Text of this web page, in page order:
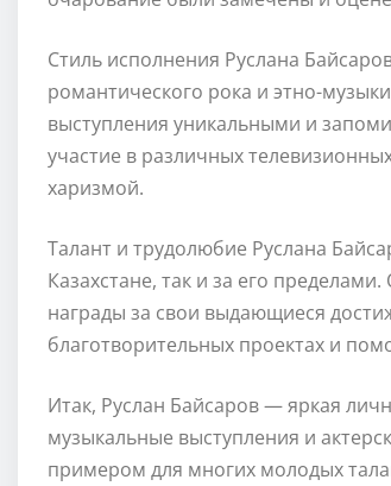
Стиль исполнения Руслана
романтического рока и этно-
выступления уникальными и
участие в различных
харизмой.
Талант и трудолюбие Руслана
Казахстане, так и за его
награды за свои выдающиеся
благотворительных проектах и
Итак, Руслан Байсаров — яркая
музыкальные выступления и
примером для многих молодых